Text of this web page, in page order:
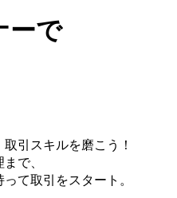
ーで
取引スキルを磨こう！
で、
って取引をスタート。